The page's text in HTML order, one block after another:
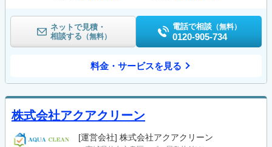
ネットで見積・
相談する （無料）
電話で相談 （無料）
0120-905-734
料金・サービスを見る
株式会社アクアクリーン
[運営会社] 株式会社アクアクリーン